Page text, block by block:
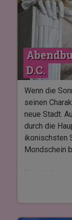
spannende
Die Tour
drei
eine etwas
D.C.
Wenn die
seinen
neue Stadt.
durch die
ikonischsten
Mondschein
spannende